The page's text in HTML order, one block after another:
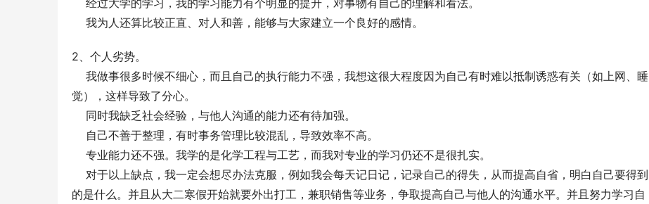
经过大学的学习，我的学习能力有个明显的提升，对事物有自己的理解和看法。
我为人还算比较正直、对人和善，能够与大家建立一个良好的感情。
2、个人劣势。
我做事很多时候不细心，而且自己的执行能力不强，我想这很大程度因为自己有时难以抵制诱惑有关（如上网、睡
觉），这样导致了分心。
同时我缺乏社会经验，与他人沟通的能力还有待加强。
自己不善于整理，有时事务管理比较混乱，导致效率不高。
专业能力还不强。我学的是化学工程与工艺，而我对专业的学习仍还不是很扎实。
对于以上缺点，我一定会想尽办法克服，例如我会每天记日记，记录自己的得失，从而提高自省，明白自己要得到
的是什么。并且从大二寒假开始就要外出打工，兼职销售等业务，争取提高自己与他人的沟通水平。并且努力学习自